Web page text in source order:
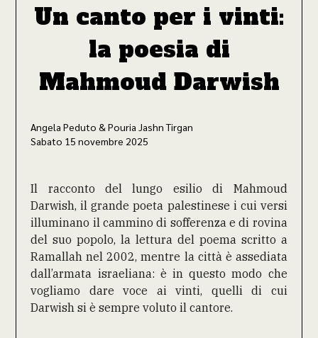
Un canto per i vinti:
la poesia di
Mahmoud Darwish
Angela Peduto & Pouria Jashn Tirgan
Sabato 15 novembre 2025
Il racconto del lungo esilio di Mahmoud
Darwish, il grande poeta palestinese i cui versi
illuminano il cammino di sofferenza e di rovina
del suo popolo, la lettura del poema scritto a
Ramallah nel 2002, mentre la città è assediata
dall’armata israeliana: è in questo modo che
vogliamo dare voce ai vinti, quelli di cui
Darwish si è sempre voluto il cantore.